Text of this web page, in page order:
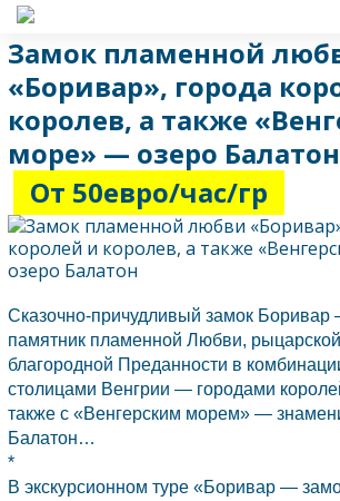
Замок пламенной
«Боривар», города
королев, а также
море» — озеро Балатон
От 50евро/час/гр
Сказочно-причудливый замок
памятник пламенной Любви,
благородной Преданности в
столицами Венгрии — городами
также с «Венгерским морем» —
Балатон…
*
В экскурсионном туре «Боривар —